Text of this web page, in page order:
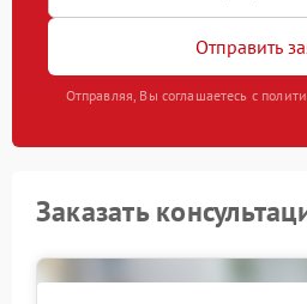
Отправить
Отправляя, Вы соглашаетесь с
Заказать